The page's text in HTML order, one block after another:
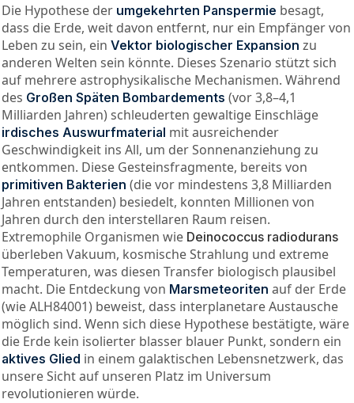
Die Hypothese der umgekehrten Panspermie besagt,
dass die Erde, weit davon entfernt, nur ein Empfänger von
Leben zu sein, ein Vektor biologischer Expansion zu
anderen Welten sein könnte. Dieses Szenario stützt sich
auf mehrere astrophysikalische Mechanismen. Während
des Großen Späten Bombardements (vor 3,8–4,1
Milliarden Jahren) schleuderten gewaltige Einschläge
irdisches Auswurfmaterial mit ausreichender
Geschwindigkeit ins All, um der Sonnenanziehung zu
entkommen. Diese Gesteinsfragmente, bereits von
primitiven Bakterien (die vor mindestens 3,8 Milliarden
Jahren entstanden) besiedelt, konnten Millionen von
Jahren durch den interstellaren Raum reisen.
Extremophile Organismen wie Deinococcus radiodurans
überleben Vakuum, kosmische Strahlung und extreme
Temperaturen, was diesen Transfer biologisch plausibel
macht. Die Entdeckung von Marsmeteoriten auf der Erde
(wie ALH84001) beweist, dass interplanetare Austausche
möglich sind. Wenn sich diese Hypothese bestätigte, wäre
die Erde kein isolierter blasser blauer Punkt, sondern ein
aktives Glied in einem galaktischen Lebensnetzwerk, das
unsere Sicht auf unseren Platz im Universum
revolutionieren würde.